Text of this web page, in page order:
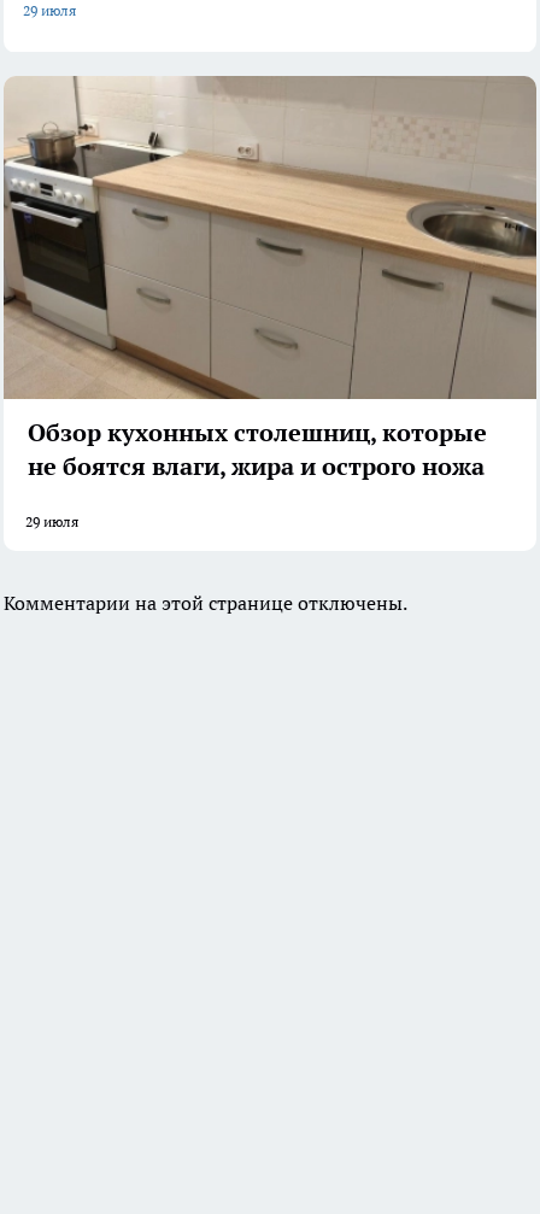
29 июля
Обзор кухонных столешниц, которые
не боятся влаги, жира и острого ножа
29 июля
Комментарии на этой странице отключены.